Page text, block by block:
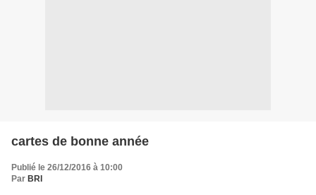
cartes de bonne année
Publié le 26/12/2016 à 10:00
Par BRI